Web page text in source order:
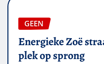
GEEN
Energieke Zoë
plek op sprong